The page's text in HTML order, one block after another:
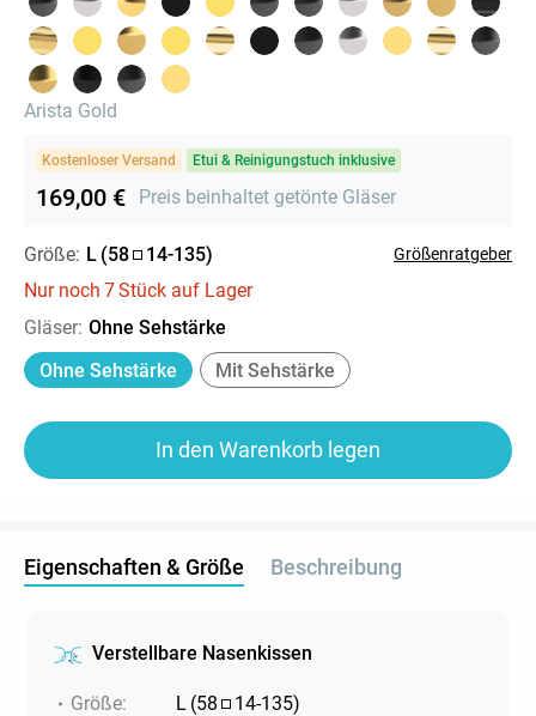
Arista Gold
Kostenloser Versand Etui & Reinigungstuch inklusive
169,00 € Preis beinhaltet getönte Gläser
Größe: L (58 14-135) Größenratgeber
Nur noch 7Stück auf Lager
Gläser: Ohne Sehstärke
Ohne Sehstärke
Mit Sehstärke
In den Warenkorb legen
Eigenschaften & Größe Beschreibung
Verstellbare Nasenkissen
Größe: L (58 14-135)